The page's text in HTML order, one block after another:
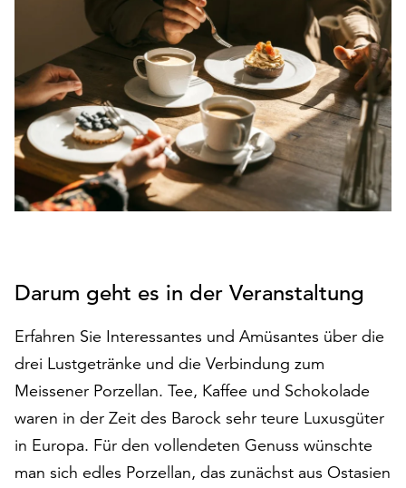
Seite
notwendig
sind
(funktionale
Cookies),
sowie
solche,
anonymen
Statistikzwecken
genutzt
werden.
Klicken
auf
„Alle
akzeptieren“,
Darum geht es in der Veranstaltung
Erfahren Sie Interessantes und Amüsantes über die
drei Lustgetränke und die Verbindung zum
Meissener Porzellan. Tee, Kaffee und Schokolade
waren in der Zeit des Barock sehr teure Luxusgüter
in Europa. Für den vollendeten Genuss wünschte
man sich edles Porzellan, das zunächst aus Ostasien